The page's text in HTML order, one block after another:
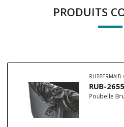
PRODUITS
RUBBERMAID
RUB-2655
Poubelle